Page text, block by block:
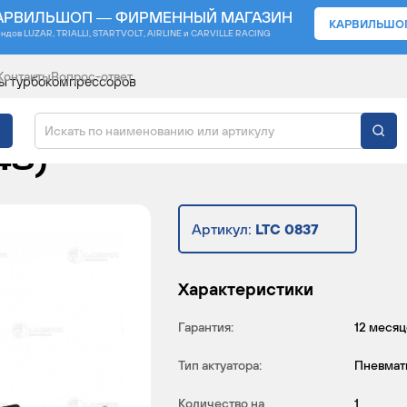
— ФИРМЕННЫЙ МАГАЗИН
LUZAR, TRIALLI, STARTVOLT, AIRLINE и CARVILLE RACING
Вопрос-ответ
турбокомпрессоров
ДЛЯ А/М
Артикул: LTC 0837
Характеристики
Гарантия: 12
Тип актуатора:
Количество на
1